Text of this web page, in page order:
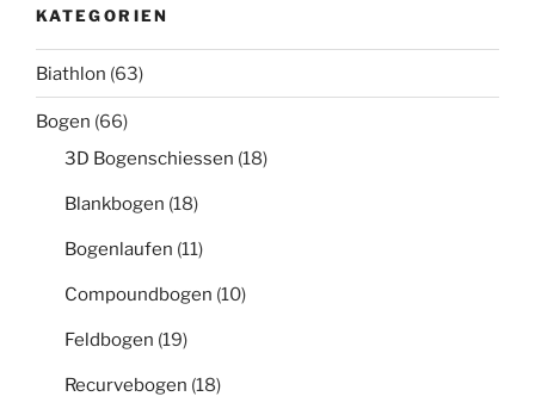
KATEGORIEN
Biathlon (63)
Bogen (66)
3D Bogenschiessen (18)
Blankbogen (18)
Bogenlaufen (11)
Compoundbogen (10)
Feldbogen (19)
Recurvebogen (18)